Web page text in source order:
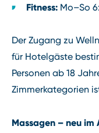
Fitness: Mo–So
Der Zugang zu
für Hotelgäste
Personen ab 18
Zimmerkategorien
Massagen – neu im